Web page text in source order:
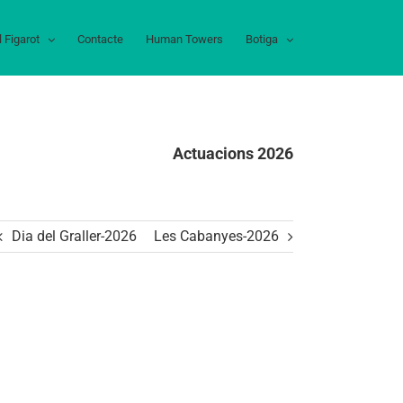
Figarot Contacte Human Towers Botiga
Actuacions 2026
Dia del Graller-2026 Les Cabanyes-2026